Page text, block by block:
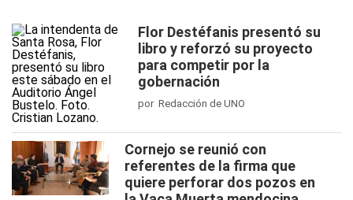
Flor Destéfanis presentó su
libro y reforzó su proyecto
para competir por la
gobernación
por Redacción de UNO
Cornejo se reunió con
referentes de la firma que
quiere perforar dos pozos en